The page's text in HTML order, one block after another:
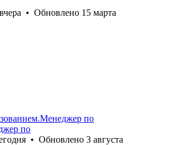
вчера • Обновлено 15 марта
по
по
• Обновлено 3 августа